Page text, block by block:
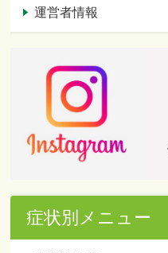
運営者情報
症状別メニュー